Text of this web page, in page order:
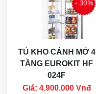
- 30%
TỦ KHO CÁNH MỞ 4
TẦNG EUROKIT HF
024F
Giá: 4.900.000 Vnđ